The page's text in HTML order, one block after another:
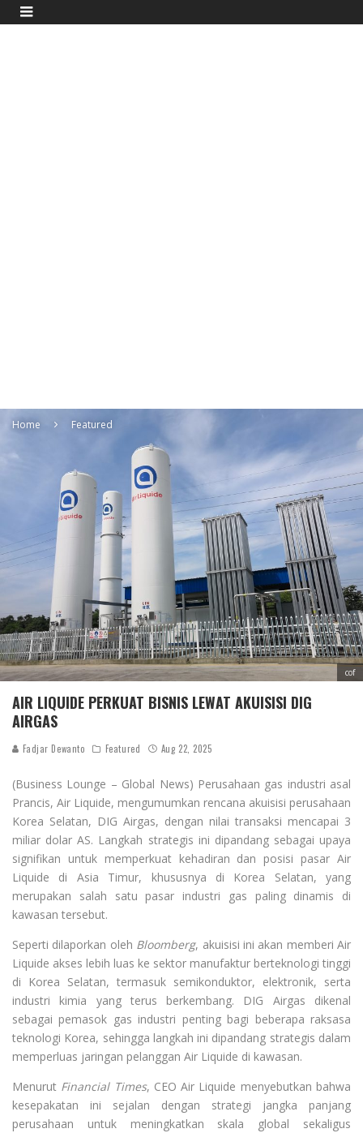
Home Featured
cof
AIR LIQUIDE PERKUAT BISNIS LEWAT AKUISISI DIG
AIRGAS
Fadjar Dewanto Featured Aug 22, 2025
(Business Lounge – Global News) Perusahaan gas industri asal
Prancis, Air Liquide, mengumumkan rencana akuisisi perusahaan
Korea Selatan, DIG Airgas, dengan nilai transaksi mencapai 3
miliar dolar AS. Langkah strategis ini dipandang sebagai upaya
signifikan untuk memperkuat kehadiran dan posisi pasar Air
Liquide di Asia Timur, khususnya di Korea Selatan, yang
merupakan salah satu pasar industri gas paling dinamis di
kawasan tersebut.
Seperti dilaporkan oleh Bloomberg, akuisisi ini akan memberi Air
Liquide akses lebih luas ke sektor manufaktur berteknologi tinggi
di Korea Selatan, termasuk semikonduktor, elektronik, serta
industri kimia yang terus berkembang. DIG Airgas dikenal
sebagai pemasok gas industri penting bagi beberapa raksasa
teknologi Korea, sehingga langkah ini dipandang strategis dalam
memperluas jaringan pelanggan Air Liquide di kawasan.
Menurut Financial Times, CEO Air Liquide menyebutkan bahwa
kesepakatan ini sejalan dengan strategi jangka panjang
perusahaan untuk meningkatkan skala global sekaligus